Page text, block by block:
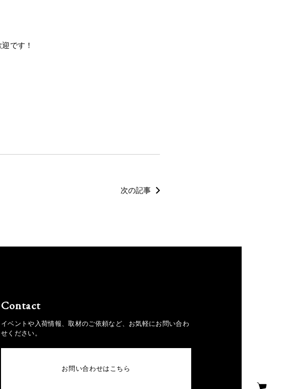
です！
次の記事
Contact
イベントや入荷情報、取材のご依頼など、お気軽にお問い合わ
せください。
お問い合わせはこちら